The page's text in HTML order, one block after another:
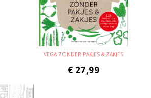
VEGA ZÓNDER PAKJES & ZAKJES
€ 27,99